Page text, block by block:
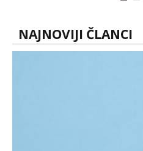
NAJNOVIJI ČLANCI